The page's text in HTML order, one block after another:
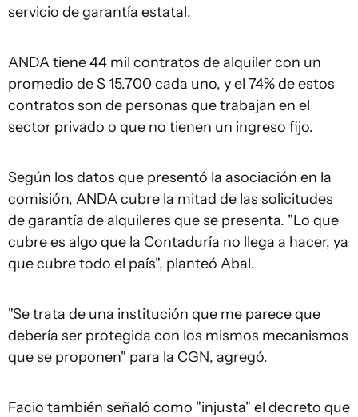
servicio de garantía estatal.
ANDA tiene 44 mil contratos de alquiler con un
promedio de $ 15.700 cada uno, y el 74% de estos
contratos son de personas que trabajan en el
sector privado o que no tienen un ingreso fijo.
Según los datos que presentó la asociación en la
comisión, ANDA cubre la mitad de las solicitudes
de garantía de alquileres que se presenta. "Lo que
cubre es algo que la Contaduría no llega a hacer, ya
que cubre todo el país", planteó Abal.
"Se trata de una institución que me parece que
debería ser protegida con los mismos mecanismos
que se proponen" para la CGN, agregó.
Facio también señaló como "injusta" el decreto que